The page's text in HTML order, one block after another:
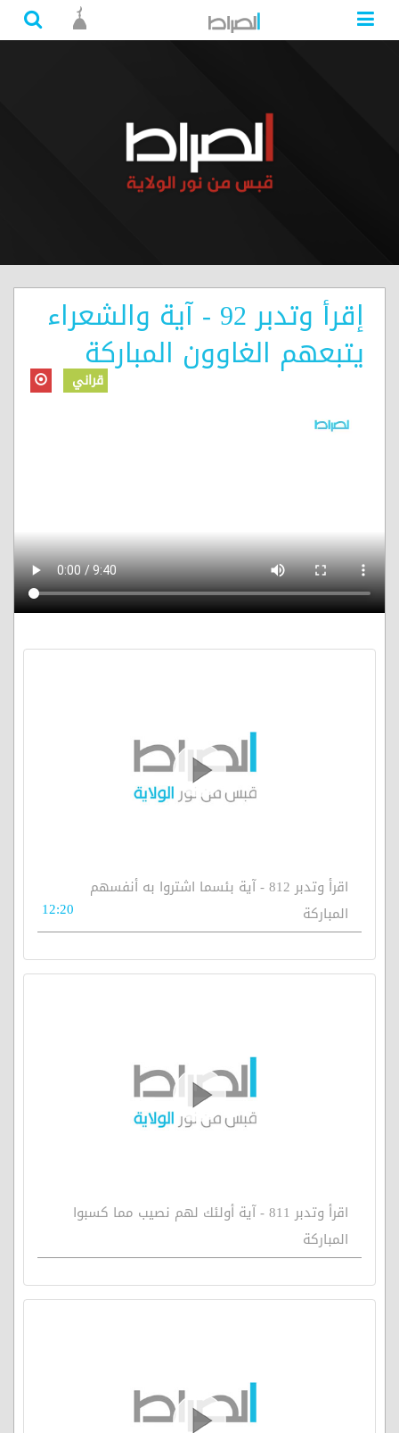
إقرأ وتدبر 92 - آية والشعراء
يتبعهم الغاوون المباركة
قراني
اقرأ وتدبر 812 - آية بئسما اشتروا به أنفسهم
المباركة
12:20
اقرأ وتدبر 811 - آية أولئك لهم نصيب مما كسبوا
المباركة